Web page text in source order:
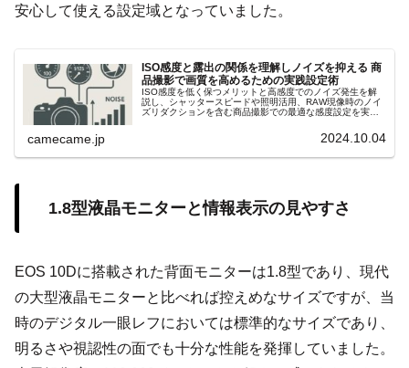
安心して使える設定域となっていました。
ISO感度と露出の関係を理解しノイズを抑える 商
品撮影で画質を高めるための実践設定術
ISO感度を低く保つメリットと高感度でのノイズ発生を解
説し、シャッタースピードや照明活用、RAW現像時のノイ
ズリダクションを含む商品撮影での最適な感度設定を実践
camecame.jp 2024.10.04
1.8型液晶モニターと情報表示の見やすさ
EOS 10Dに搭載された背面モニターは1.8型であり、現代
の大型液晶モニターと比べれば控えめなサイズですが、当
時のデジタル一眼レフにおいては標準的なサイズであり、
明るさや視認性の面でも十分な性能を発揮していました。